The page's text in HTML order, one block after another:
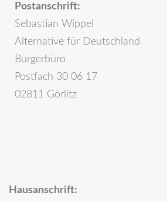
Postanschrift:
Sebastian Wippel
Alternative für Deutschland
Bürgerbüro
Postfach 30 06 17
02811 Görlitz
Hausanschrift: